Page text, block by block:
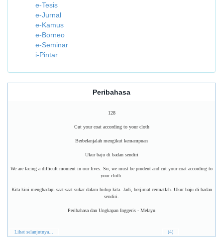
e-Tesis
e-Jurnal
e-Kamus
e-Borneo
e-Seminar
i-Pintar
Peribahasa
128
Cut your coat according to your cloth
Berbelanjalah mengikut kemampuan
Ukur baju di badan sendiri
We are facing a difficult moment in our lives. So, we must be prudent and cut your coat according to
your cloth.
Kita kini menghadapi saat-saat sukar dalam hidup kita. Jadi, berjimat cermatlah. Ukur baju di badan
sendiri.
Peribahasa dan Ungkapan Inggeris - Melayu
Lihat selanjutnya... (4)